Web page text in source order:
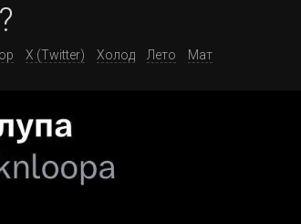
X (Twitter) Холод Лето Мат